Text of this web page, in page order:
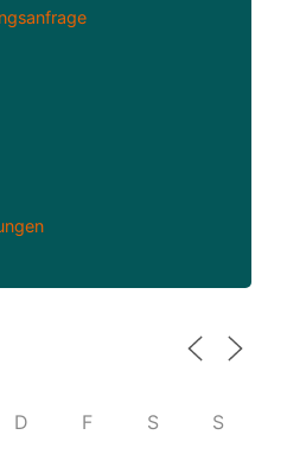
D F S S